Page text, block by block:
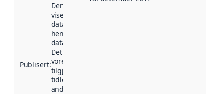
Publisert:
Denne datoen
viser når
datasettet vart
henta inn av
data.norge.no.
Det kan ha
vore
tilgjengeleg
tidlegare
andre stader.